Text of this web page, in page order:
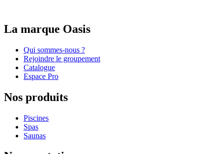
La marque Oasis
Qui sommes-nous ?
Rejoindre le groupement
Catalogue
Espace Pro
Nos produits
Piscines
Spas
Saunas